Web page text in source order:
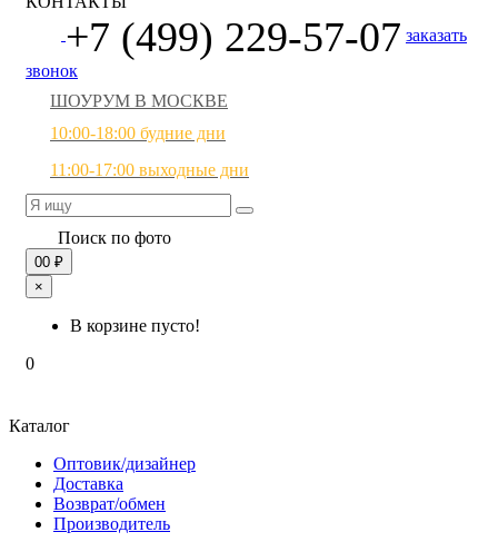
+7 (499) 229-57-07 заказать
звонок
ШОУРУМ В МОСКВЕ
10:00-18:00 будние дни
11:00-17:00 выходные дни
Поиск по фото
00 ₽
×
В корзине пусто!
0
Каталог
Оптовик/дизайнер
Доставка
Возврат/обмен
Производитель